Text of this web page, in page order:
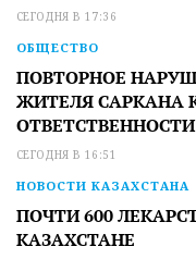
СЕГОДНЯ В 17:36
ОБЩЕСТВО
ПОВТОРНОЕ
ЖИТЕЛЯ САРКАНА
ОТВЕТСТВЕННОСТИ
СЕГОДНЯ В 16:51
НОВОСТИ КАЗАХСТАНА
ПОЧТИ 600
КАЗАХСТАНЕ